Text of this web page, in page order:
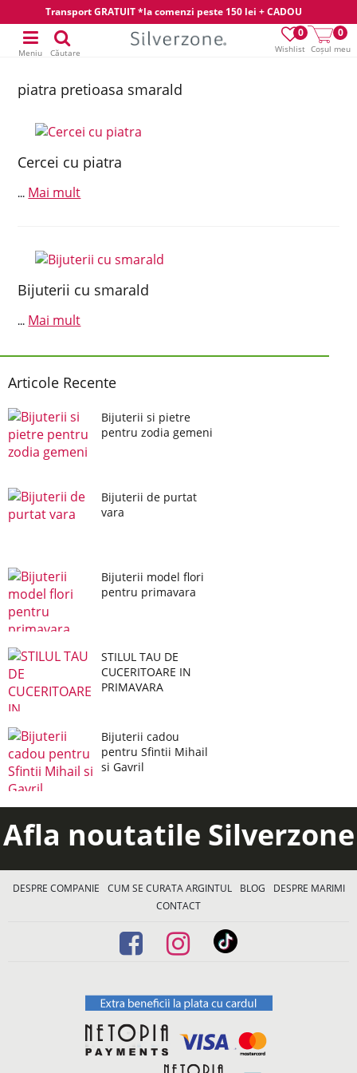
Transport GRATUIT *la comenzi peste 150 lei + CADOU
Wishlist
0
Coșul meu
0
Meniu Căutare
piatra pretioasa smarald
Cercei cu piatra
... Mai mult
Bijuterii cu smarald
... Mai mult
Articole Recente
Bijuterii si pietre
pentru zodia gemeni
Bijuterii de purtat
vara
Bijuterii model flori
pentru primavara
STILUL TAU DE
CUCERITOARE IN
PRIMAVARA
Bijuterii cadou
pentru Sfintii Mihail
si Gavril
Afla noutatile Silverzone
DESPRE COMPANIE CUM SE CURATA ARGINTUL BLOG
DESPRE MARIMI
CONTACT